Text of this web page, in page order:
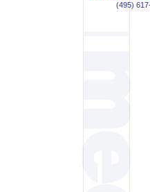
(495)